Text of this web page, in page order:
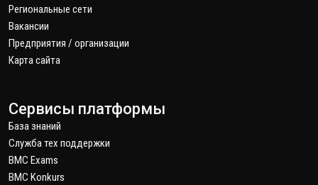
Региональные сети
Вакансии
Предприятия / организации
Карта сайта
Сервисы платформы
База знаний
Служба тех поддержки
BMC Exams
BMC Konkurs